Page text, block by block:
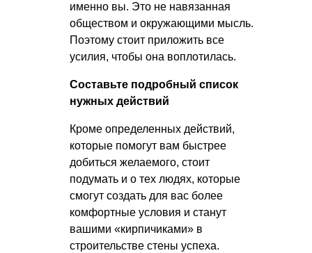
именно вы. Это не навязанная
обществом и окружающими мысль.
Поэтому стоит приложить все
усилия, чтобы она воплотилась.
Составьте подробный список
нужных действий
Кроме определенных действий,
которые помогут вам быстрее
добиться желаемого, стоит
подумать и о тех людях, которые
смогут создать для вас более
комфортные условия и станут
вашими «кирпичиками» в
строительстве стены успеха.